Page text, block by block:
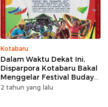
Kotabaru
Dalam Waktu Dekat Ini,
Disparpora Kotabaru Bakal
Menggelar Festival Budaya
Saijaan 2024
2 tahun yang lalu